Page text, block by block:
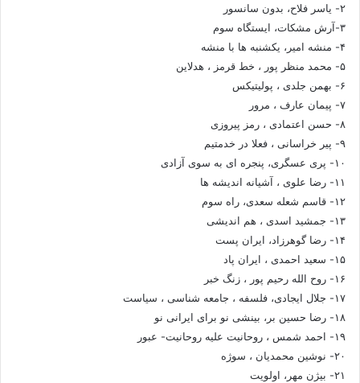
۲- یاسر فلاح، بدون سانسور
۳-آرش مشکات، ایستگاه سوم
۴- منشه امیر، یکشنبه ها با منشه
۵- محمد منظر پور ، خط قرمز ، هدلاین
۶- بهمن جلدی ، پولیتیکس
۷- پیمان عارف ، مرور
۸- حسن اعتمادی ، رمز پیروزی
۹- پیر خراسانی ، فعلا در خدمتیم
۱۰- پری عسگری، پنجره ای به سوی آزادی
۱۱- رضا علوی ، آشیانه اندیشه ها
۱۲- قاسم شعله سعدی، راه سوم
۱۳- جمشید اسدی ، هم اندیشی
۱۴- رضا گوهرزاد، ایران پست
۱۵- سعید احمدی ، ایران پاد
۱۶- روح الله رحیم پور ، زنگ خبر
۱۷- جلال ایجادی، فلسفه ، جامعه شناسی ، سیاست
۱۸- رضا حسین بر، بینشی نو برای ایرانی نو
۱۹- احمد شمس ، روحانیت علیه روحانیت- عبور
۲۰- نوشین محمدیان ، سوژه
۲۱- بیژن مهر، اولویت